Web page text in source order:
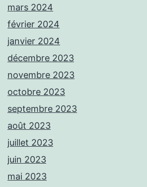
mars 2024
février 2024
janvier 2024
décembre 2023
novembre 2023
octobre 2023
septembre 2023
août 2023
juillet 2023
juin 2023
mai 2023